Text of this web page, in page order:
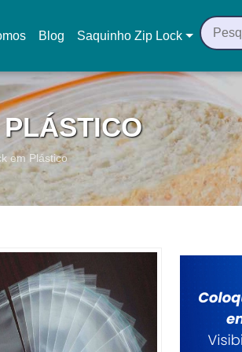
Blog Saquinho Zip Lock
em Plástico